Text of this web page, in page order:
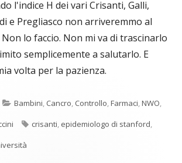
l'indice H dei vari Crisanti, Galli,
e Pregliasco non arriveremmo al
lo faccio. Non mi va di trascinarlo
semplicemente a salutarlo. E
volta per la pazienza.
Categorie
Bambini, Cancro, Controllo,Farmaci,NWO,
Tag
crisanti, epidemiologo di stanford,